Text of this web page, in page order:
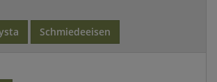
Schmiedeeisen